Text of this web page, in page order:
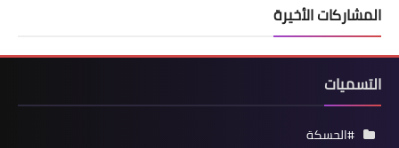
المشاركات الأخيرة
التسميات
#الحسكة